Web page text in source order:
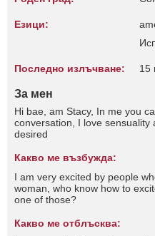
Езици:
Последно излъчване: 15
За мен
Hi bae, am Stacy, In me you
conversation, I love sensuality
desired
Какво ме възбужда:
I am very excited by people
woman, who know how to
one of those?
Какво ме отблъсква: